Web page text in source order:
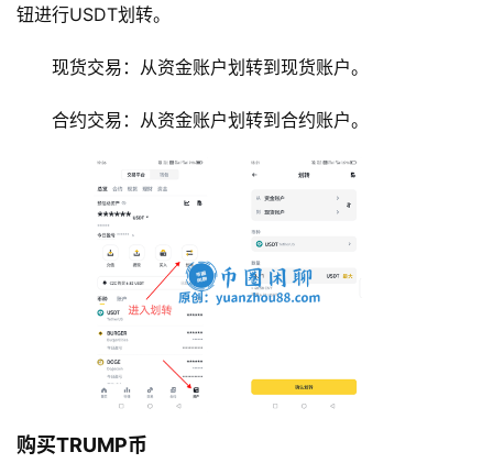
钮进行USDT划转。
现货交易：从资金账户划转到现货账户。
合约交易：从资金账户划转到合约账户。
购买TRUMP币